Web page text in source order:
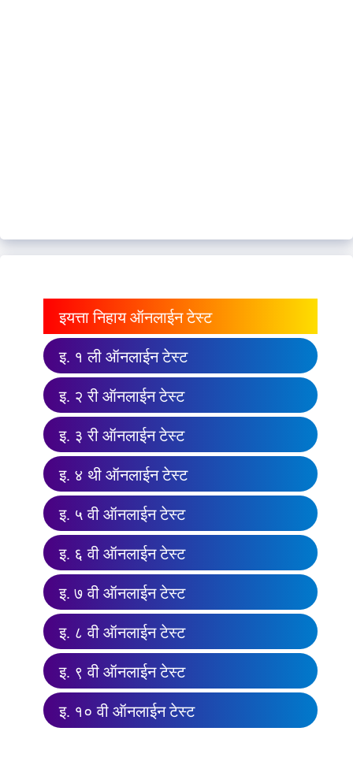
इयत्ता निहाय ऑनलाईन टेस्ट
इ. १ ली ऑनलाईन टेस्ट
इ. २ री ऑनलाईन टेस्ट
इ. ३ री ऑनलाईन टेस्ट
इ. ४ थी ऑनलाईन टेस्ट
इ. ५ वी ऑनलाईन टेस्ट
इ. ६ वी ऑनलाईन टेस्ट
इ. ७ वी ऑनलाईन टेस्ट
इ. ८ वी ऑनलाईन टेस्ट
इ. ९ वी ऑनलाईन टेस्ट
इ. १० वी ऑनलाईन टेस्ट